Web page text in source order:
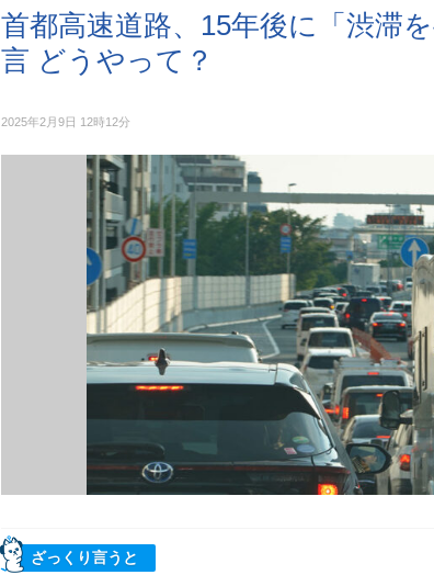
首都高速道路、15年後に「渋滞
言 どうやって？
2025年2月9日 12時12分
ざっくり言うと